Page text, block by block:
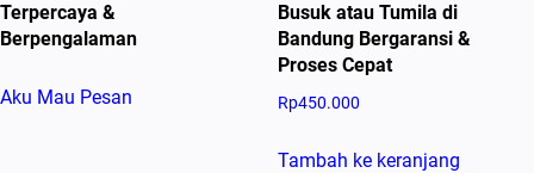
Terpercaya &
Berpengalaman
Aku Mau Pesan
Busuk atau Tumila di
Bandung Bergaransi &
Proses Cepat
Rp450.000
Tambah ke keranjang